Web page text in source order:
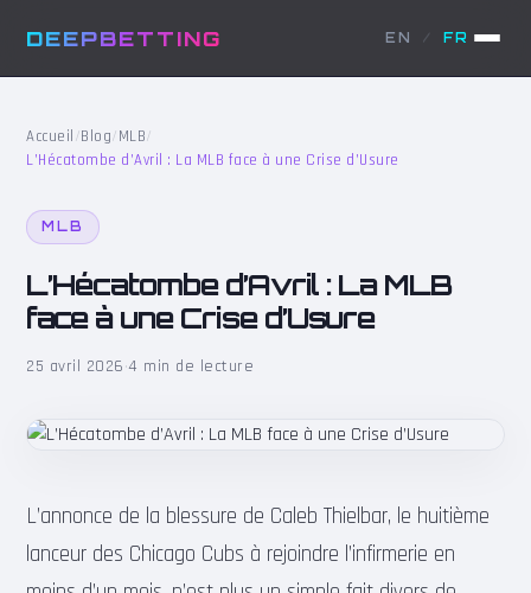
DEEPBETTING EN / FR
Accueil /Blog/MLB/
L’Hécatombe d’Avril : La MLB face à une Crise d’Usure
MLB
L’Hécatombe d’Avril : La MLB
face à une Crise d’Usure
25 avril 2026·4 min de lecture
L’annonce de la blessure de Caleb Thielbar, le huitième
lanceur des Chicago Cubs à rejoindre l’infirmerie en